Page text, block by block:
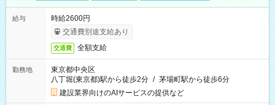
給与
時給2600円
交通費別途支給あり
交通費 全額支給
勤務地
東京都中央区
八丁堀(東京都)駅から徒歩2分 / 茅場町駅から徒歩6分
建設業界向けのAIサービスの提供など